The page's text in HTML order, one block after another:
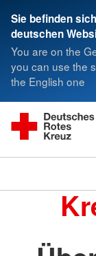
Sie befinden
deutschen
You are on the
you can use the
the English one